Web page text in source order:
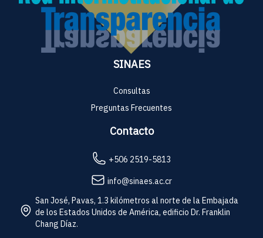
SINAES
Consultas
Preguntas Frecuentes
Contacto
+506 2519-5813
info@sinaes.ac.cr
San José, Pavas, 1.3 kilómetros al norte de la Embajada
de los Estados Unidos de América, edificio Dr. Franklin
Chang Díaz.